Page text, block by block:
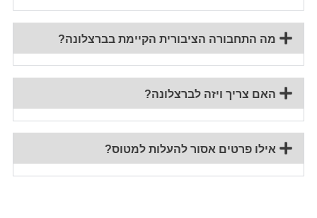
מה התחבורה הציבורית הקיימת בברצלונה?
האם צריך ויזה לברצלונה?
אילו פרטים אסור להעלות למטוס?